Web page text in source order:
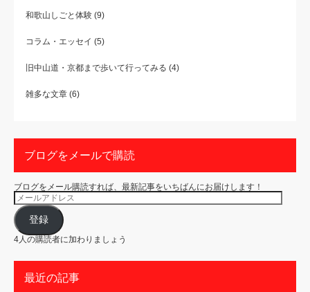
和歌山しごと体験 (9)
コラム・エッセイ (5)
旧中山道・京都まで歩いて行ってみる (4)
雑多な文章 (6)
ブログをメールで購読
ブログをメール購読すれば、最新記事をいちばんにお届けします！
メ
ー
ル
ア
ド
レ
ス
登録
4人の購読者に加わりましょう
最近の記事